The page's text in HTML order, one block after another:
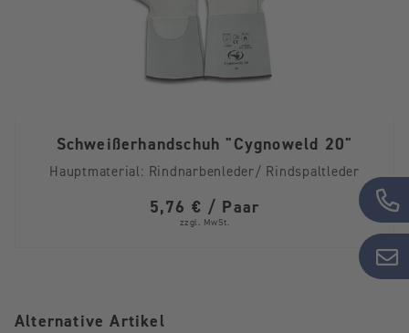
Schweißerhandschuh "Cygnoweld 20"
Hauptmaterial: Rindnarbenleder/ Rindspaltleder
5,76 € / Paar
zzgl. MwSt.
Alternative Artikel